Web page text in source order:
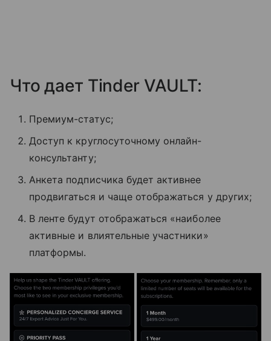
Что дает Tinder VAULT:
Премиум-статус;
Доступ к круглосуточному онлайн-
консультанту;
Анкета подписчика будет активнее
продвигаться и чаще отображаться у других;
В ленте будут отображаться «наиболее
активные и влиятельные участники»
платформы.